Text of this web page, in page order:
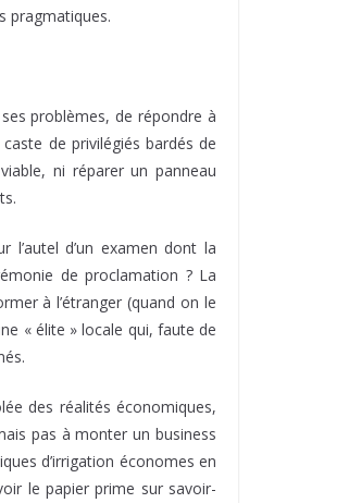
pragmatiques.
problèmes, de répondre à
de privilégiés bardés de
ni réparer un panneau
d’un examen dont la
de proclamation ? La
à l’étranger (quand on le
« élite » locale qui, faute de
des réalités économiques,
pas à monter un business
d’irrigation économes en
le papier prime sur savoir-